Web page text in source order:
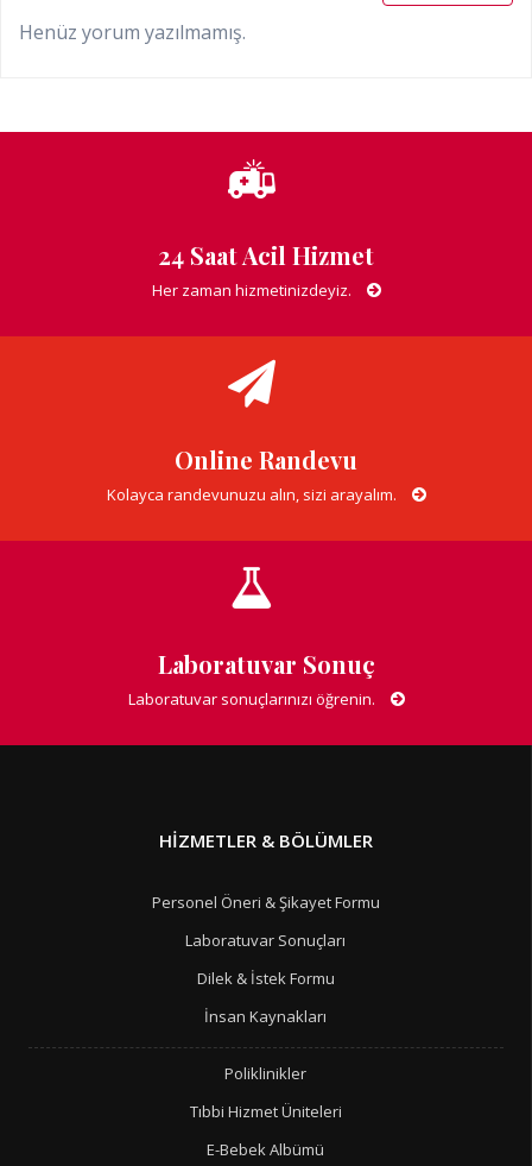
Henüz yorum yazılmamış.
24 Saat Acil Hizmet
Her zaman hizmetinizdeyiz.
Online Randevu
Kolayca randevunuzu alın, sizi arayalım.
Laboratuvar Sonuç
Laboratuvar sonuçlarınızı öğrenin.
HIZMETLER & BÖLÜMLER
Personel Öneri & Şikayet Formu
Laboratuvar Sonuçları
Dilek & İstek Formu
İnsan Kaynakları
Poliklinikler
Tıbbi Hizmet Üniteleri
E-Bebek Albümü